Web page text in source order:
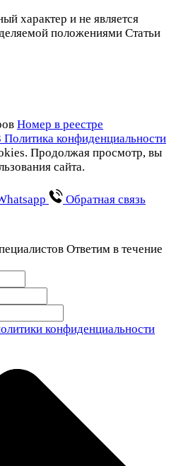
характер и не является
положениями Статьи
Номер в реестре
Политика конфиденциальности
Продолжая просмотр, вы
сайта.
Обратная связь
Ответим в течение
конфиденциальности